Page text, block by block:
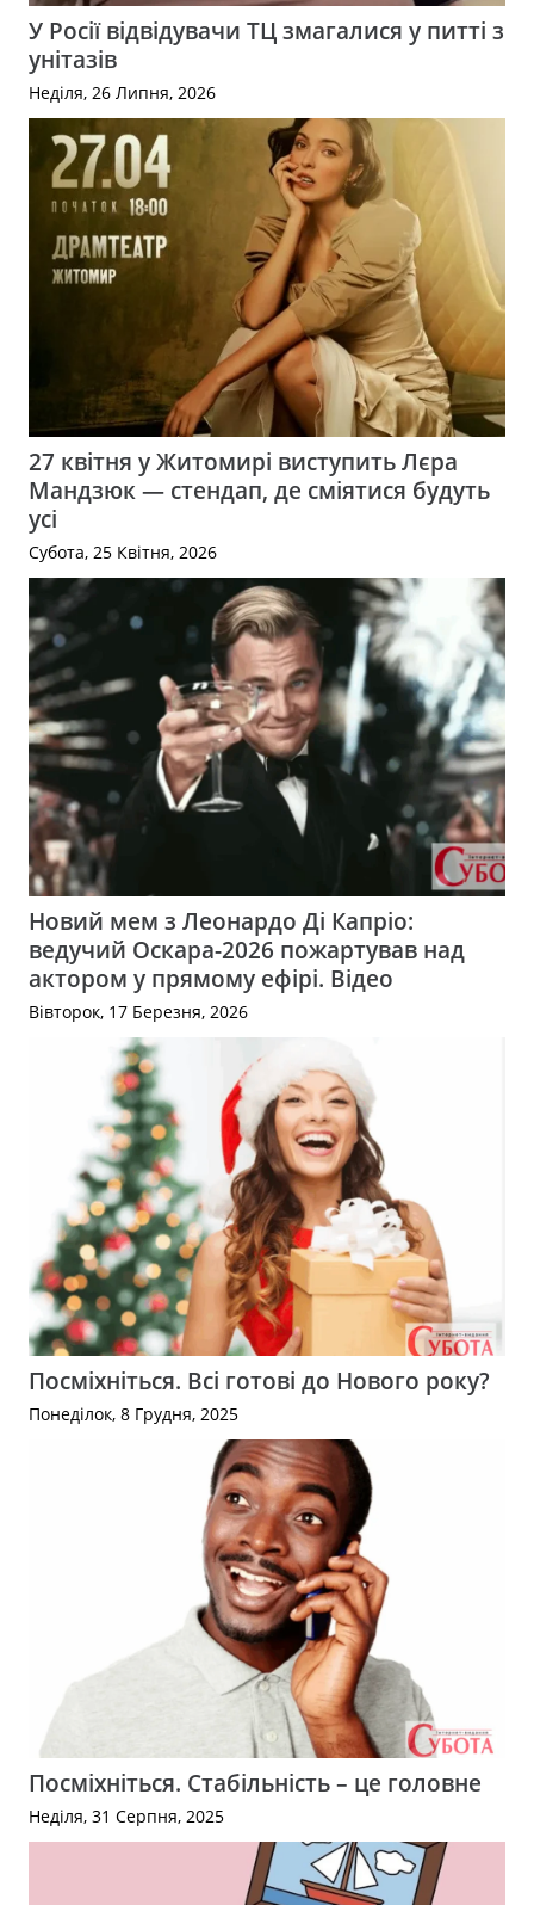
У Росії відвідувачи ТЦ змагалися у питті з
унітазів
Неділя, 26 Липня, 2026
27 квітня у Житомирі виступить Лєра
Мандзюк — стендап, де сміятися будуть
усі
Субота, 25 Квітня, 2026
Новий мем з Леонардо Ді Капріо:
ведучий Оскара-2026 пожартував над
актором у прямому ефірі. Відео
Вівторок, 17 Березня, 2026
Посміхніться. Всі готові до Нового року?
Понеділок, 8 Грудня, 2025
Посміхніться. Стабільність – це головне
Неділя, 31 Серпня, 2025